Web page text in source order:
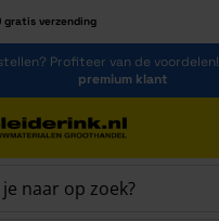
gratis verzending
specialist
dak
Profiteer van de voordelen!
premium klant